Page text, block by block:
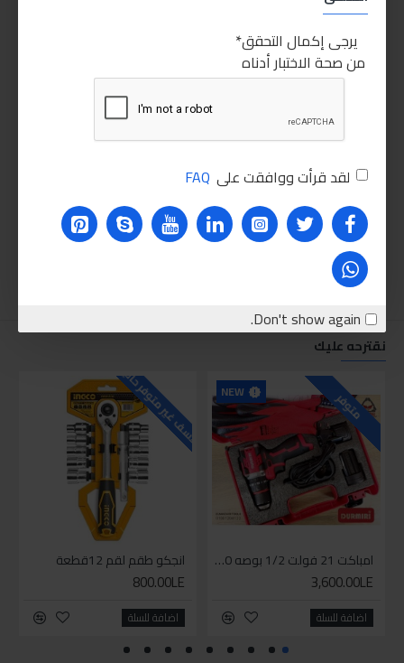
يرجى إكمال التحقق
من صحة الاختبار أدناه
لقد قرأت ووافقت على FAQ
Don't show again.
نقترحه عليك
NEW متوفر
امباكت 21 فولت 1/2 بوصه 550 نيوتن من دورميري
3,600.00LE
اضافة للسلة
للاسف غير متوفر حاليا
انجكو طقم لقم 12قطعة
800.00LE
اضافة للسلة